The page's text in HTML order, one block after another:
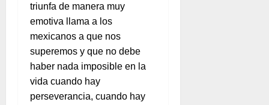
triunfa de manera muy
emotiva llama a los
mexicanos a que nos
superemos y que no debe
haber nada imposible en la
vida cuando hay
perseverancia, cuando hay